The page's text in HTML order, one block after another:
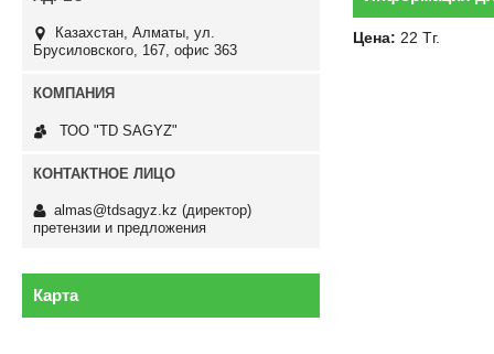
Цена: 22 Тг.
Казахстан Алматы ул.
Брусиловского, 167, офис 363
ТОО "TD SAGYZ"
almas@tdsagyz.kz (директор)
претензии и предложения
Карта